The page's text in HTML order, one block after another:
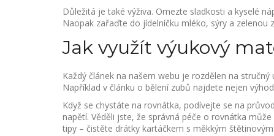
Důležitá je také výživa. Omezte sladkosti a kyselé
Naopak zařaďte do jídelníčku mléko, sýry a zelenou
Jak využít výukový
Každý článek na našem webu je rozdělen na
Například v článku o bělení zubů najdete nejen
Když se chystáte na rovnátka, podívejte se na
napětí. Věděli jste, že správná péče o rovnátka
tipy – čistěte drátky kartáčkem s měkkým